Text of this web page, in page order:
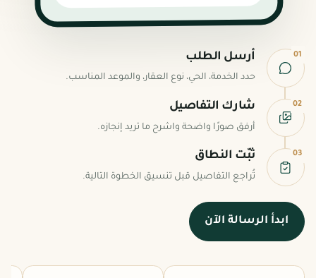
01 أرسل الطلب
حدد الخدمة، الحي، نوع العقار، والموعد المناسب.
02 شارك التفاصيل
أرفق صورًا واضحة واشرح ما تريد إنجازه.
03 ثبّت النطاق
تُراجع التفاصيل قبل تنسيق الخطوة التالية.
ابدأ الرسالة الآن